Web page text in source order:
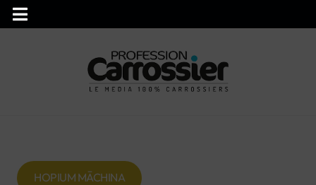
HOPIUM MĀCHINA